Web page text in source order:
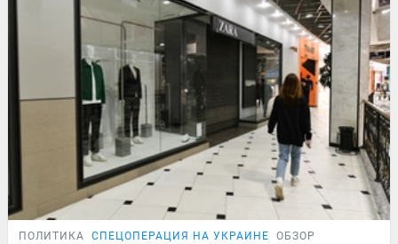
ПОЛИТИКА СПЕЦОПЕРАЦИЯ НА УКРАИНЕ ОБЗОР